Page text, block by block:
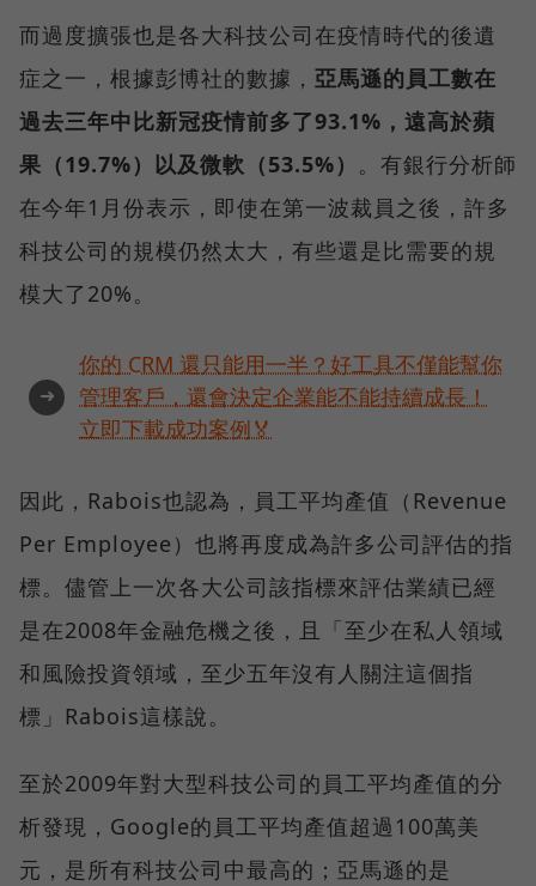
而過度擴張也是各大科技公司在疫情時代的後遺
症之一，根據彭博社的數據， 亞馬遜的員工數在
過去三年中比新冠疫情前多了93.1%，遠高於蘋
果（19.7%）以及微軟（53.5%） 。有銀行分析師
在今年1月份表示，即使在第一波裁員之後，許多
科技公司的規模仍然太大，有些還是比需要的規
模大了20%。
➜
你的 CRM 還只能用一半？好工具不僅能幫你
管理客戶，還會決定企業能不能持續成長！
立即下載成功案例🏅
因此，Rabois也認為，員工平均產值（Revenue
Per Employee）也將再度成為許多公司評估的指
標。儘管上一次各大公司該指標來評估業績已經
是在2008年金融危機之後，且「至少在私人領域
和風險投資領域，至少五年沒有人關注這個指
標」Rabois這樣說。
至於2009年對大型科技公司的員工平均產值的分
析發現，Google的員工平均產值超過100萬美
元，是所有科技公司中最高的；亞馬遜的是